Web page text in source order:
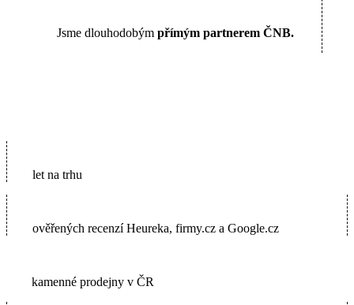
Jsme dlouhodobým přímým partnerem ČNB.
let na trhu
ověřených recenzí Heureka, firmy.cz a Google.cz
kamenné prodejny v ČR